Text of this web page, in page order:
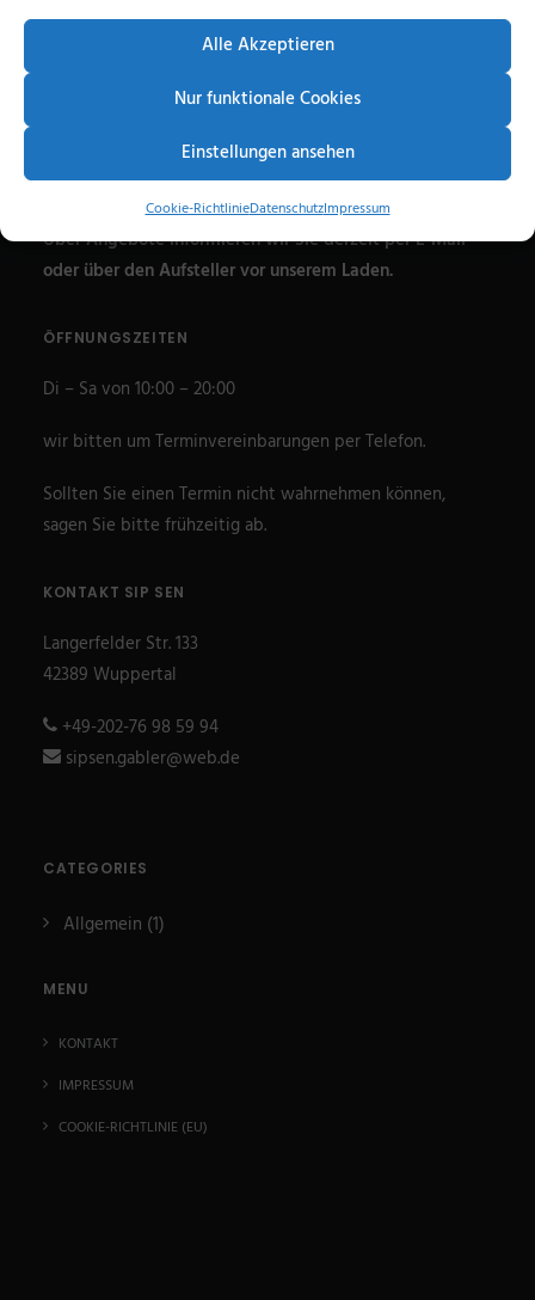
Alle Akzeptieren
Nur funktionale Cookies
Einstellungen ansehen
Cookie-RichtlinieDatenschutzImpressum
[contact-form-7 id="22102"]
Über Angebote informieren wir Sie derzeit per E-Mail
oder über den Aufsteller vor unserem Laden.
ÖFFNUNGSZEITEN
Di – Sa von 10:00 – 20:00
wir bitten um Terminvereinbarungen per Telefon.
Sollten Sie einen Termin nicht wahrnehmen können,
sagen Sie bitte frühzeitig ab.
KONTAKT SIP SEN
Langerfelder Str. 133
42389 Wuppertal
+49-202-76 98 59 94
sipsen.gabler@web.de
CATEGORIES
Allgemein (1)
MENU
KONTAKT
IMPRESSUM
COOKIE-RICHTLINIE (EU)